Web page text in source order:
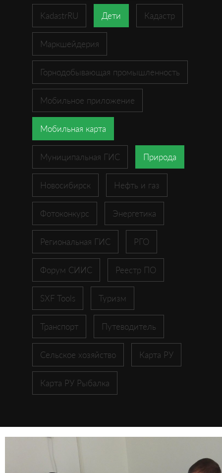
KadastrRU Дети Кадастр
Маркшейдерия
Горнодобывающая промышленность
Мобильное приложение
Мобильная карта
Муниципальная ГИС Природа
Новосибирск Нефть и газ
Фотоконкурс Энергетика
Региональная ГИС РГО
Форум СИИС Реестр ПО
SXF Tools Туризм
Транспорт Путеводитель
Сельское хозяйство Карта РУ
Карта РУ Рыбалка